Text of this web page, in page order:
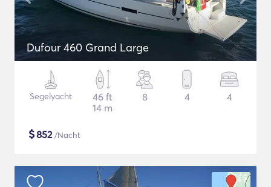
Dufour 460 Grand Large
Segelyacht
46 ft
14 m
8 4 4
$852/Nacht